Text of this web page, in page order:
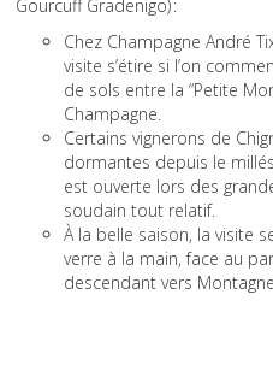
Gourcuff Gradenigo) :
Chez Champagne André
visite s’étire si l’on
de sols entre la “Petite
Champagne.
Certains vignerons de
dormantes depuis le
est ouverte lors des
soudain tout relatif.
À la belle saison, la visite
verre à la main, face au
descendant vers